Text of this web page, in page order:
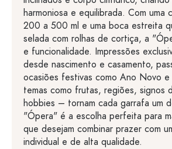
harmoniosa e equilibrada. Com uma
200 a 500 ml e uma boca estreita
selada com rolhas de cortiça, a
e funcionalidade. Impressões
desde nascimento e casamento,
ocasiões festivas como Ano Novo
temas como frutas, regiões, signos
hobbies – tornam cada garrafa um
"Ópera" é a escolha perfeita para
que desejam combinar prazer com
individual e de alta qualidade.